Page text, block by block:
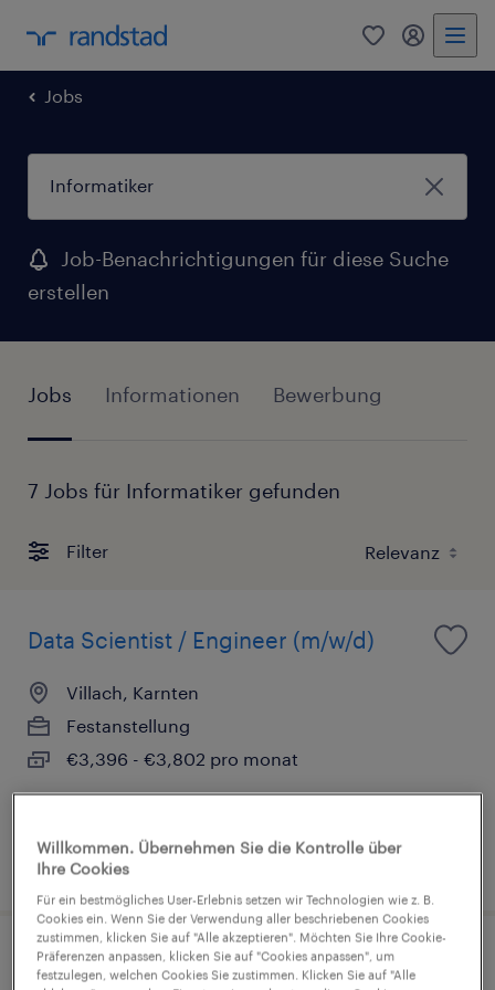
0 Mein
Jobs
Job-Benachrichtigungen für diese Suche
erstellen
Jobs Informationen Bewerbung
7 Jobs für Informatiker gefunden
Filter
Data Scientist / Engineer (m/w/d)
Villach, Karnten
Festanstellung
€3,396 - €3,802 pro monat
veröffentlicht am 14. Juli 2026
Data Scientist - Industry 4.0 &
Willkommen. Übernehmen Sie die Kontrolle über
Ihre Cookies
Für ein bestmögliches User-Erlebnis setzen wir Technologien wie z. B.
Cookies ein. Wenn Sie der Verwendung aller beschriebenen Cookies
zustimmen, klicken Sie auf "Alle akzeptieren". Möchten Sie Ihre Cookie-
Präferenzen anpassen, klicken Sie auf "Cookies anpassen", um
festzulegen, welchen Cookies Sie zustimmen. Klicken Sie auf "Alle